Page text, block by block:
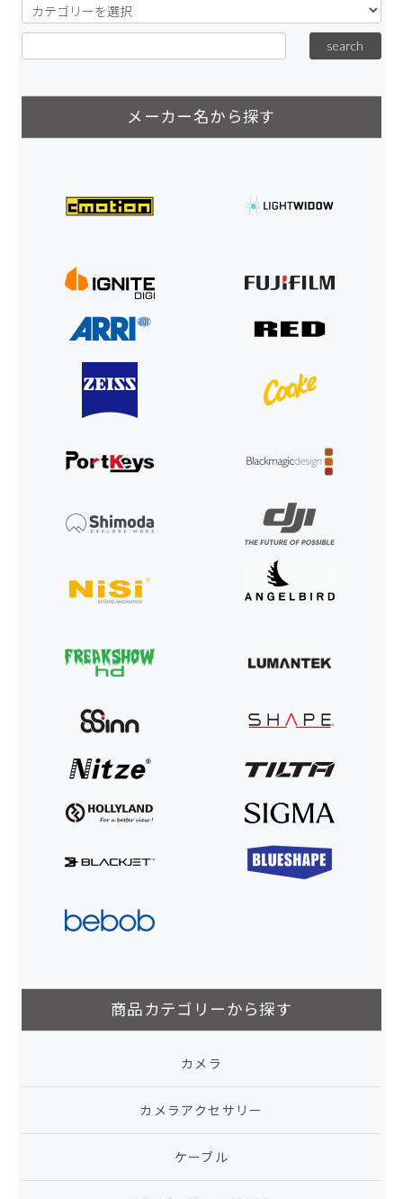
メーカー名から探す
商品カテゴリーから探す
カメラ
カメラアクセサリー
ケーブル